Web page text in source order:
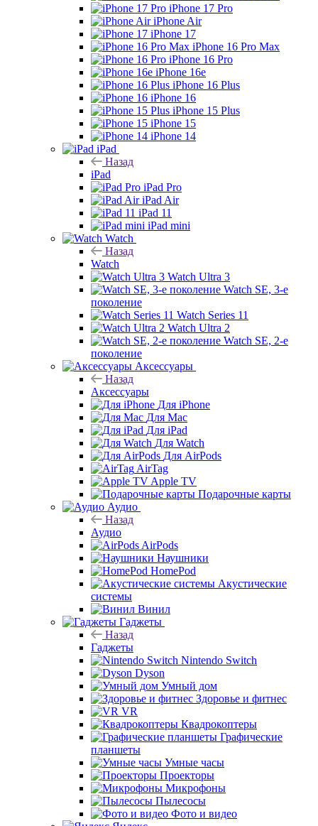
iPhone 17 Pro
iPhone Air
iPhone 17
iPhone 16 Pro Max
iPhone 16 Pro
iPhone 16e
iPhone 16 Plus
iPhone 16
iPhone 15 Plus
iPhone 15
iPhone 14
iPad
Назад
iPad
iPad Pro
iPad Air
iPad 11
iPad mini
Watch
Назад
Watch
Watch Ultra 3
Watch SE, 3-е
поколение
Watch Series 11
Watch Ultra 2
Watch SE, 2-е
поколение
Аксессуары
Назад
Аксессуары
Для iPhone
Для Mac
Для iPad
Для Watch
Для AirPods
AirTag
Apple TV
Подарочные карты
Аудио
Назад
Аудио
AirPods
Наушники
HomePod
Акустические
системы
Винил
Гаджеты
Назад
Гаджеты
Nintendo Switch
Dyson
Умный дом
Здоровье и фитнес
VR
Квадрокоптеры
Графические
планшеты
Умные часы
Проекторы
Микрофоны
Пылесосы
Фото и видео